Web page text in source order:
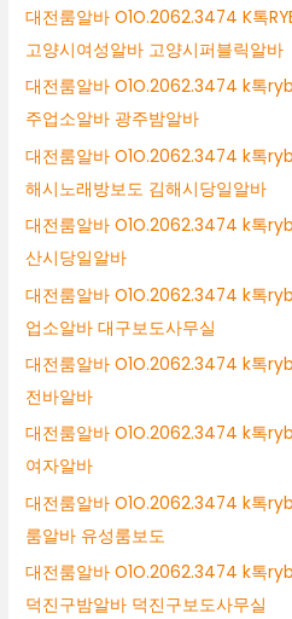
대전룸알바 O1O.2062.3474 K톡
고양시여성알바 고양시퍼블릭알바
대전룸알바 O1O.2062.3474 k톡
주업소알바 광주밤알바
대전룸알바 O1O.2062.3474 k톡
해시노래방보도 김해시당일알바
대전룸알바 O1O.2062.3474 k톡
산시당일알바
대전룸알바 O1O.2062.3474 k톡
업소알바 대구보도사무실
대전룸알바 O1O.2062.3474 k톡
전바알바
대전룸알바 O1O.2062.3474 k톡
여자알바
대전룸알바 O1O.2062.3474 k톡
룸알바 유성룸보도
대전룸알바 O1O.2062.3474 k톡
덕진구밤알바 덕진구보도사무실